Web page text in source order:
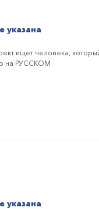
указана
ищет человека,
на РУССКОМ
указана